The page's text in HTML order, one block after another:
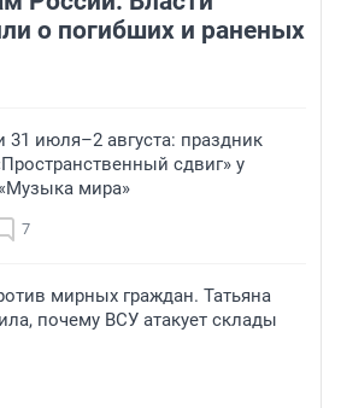
о погибших и раненых
31 июля–2 августа: праздник
сдвиг» у
мира»
7
мирных граждан. Татьяна
почему ВСУ атакует склады